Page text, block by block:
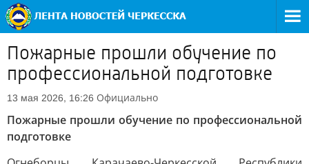
Пожарные прошли обучение по
профессиональной подготовке
13 мая 2026, 16:26 Официально
Пожарные прошли обучение по профессиональной
подготовке